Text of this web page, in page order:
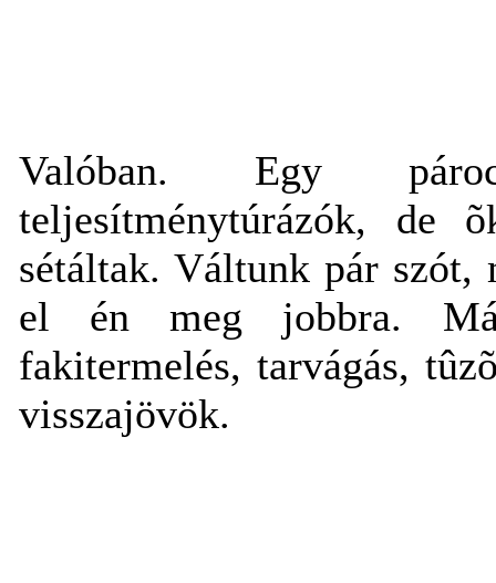
Valóban. Egy
teljesítménytúrázók,
sétáltak. Váltunk pár
el én meg jobbra.
fakitermelés, tarvágás,
visszajövök.